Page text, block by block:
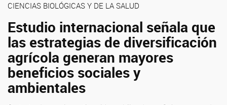
CIENCIAS BIOLÓGICAS Y DE LA SALUD
Estudio internacional señala que
las estrategias de diversificación
agrícola generan mayores
beneficios sociales y
ambientales